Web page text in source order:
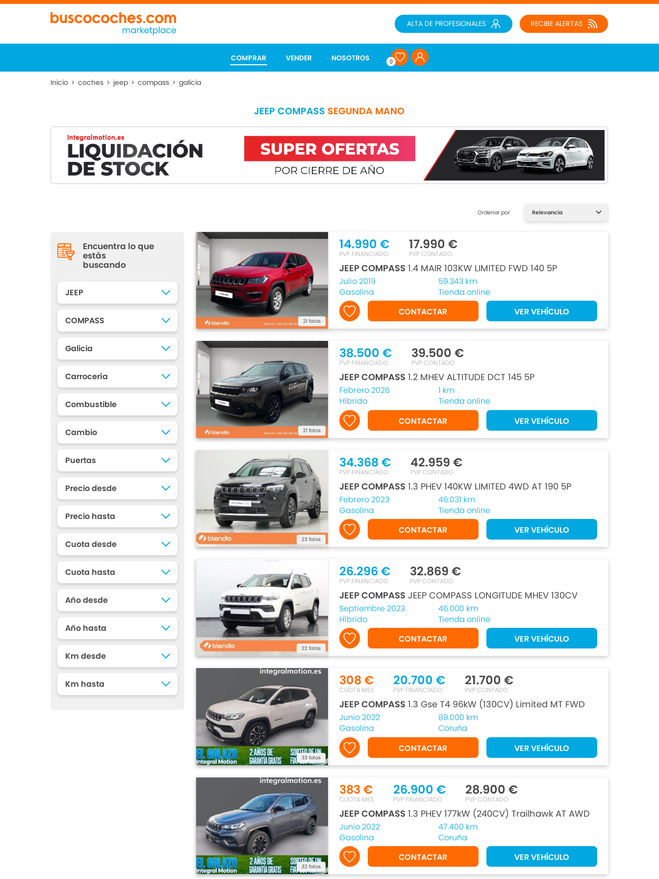
RECIBE ALERTAS
ALTA DE PROFESIONALES
COMPRAR VENDER NOSOTROS 0
Inicio > coches > jeep > compass > galicia
JEEP COMPASS SEGUNDA MANO
Encuentra lo que
estás
buscando
Ordenar por
21 fotos
14.990 €
PVP FINANCIADO
17.990 €
PVP CONTADO
JEEP COMPASS 1.4 MAIR 103KW LIMITED FWD 140 5P
Julio 2019
Gasolina
59.343 km
Tienda online
CONTACTAR
VER VEHÍCULO
21 fotos
38.500 €
PVP FINANCIADO
39.500 €
PVP CONTADO
JEEP COMPASS 1.2 MHEV ALTITUDE DCT 145 5P
Febrero 2026
Híbrido
1 km
Tienda online
CONTACTAR
VER VEHÍCULO
23 fotos
34.368 €
PVP FINANCIADO
42.959 €
PVP CONTADO
JEEP COMPASS 1.3 PHEV 140KW LIMITED 4WD AT 190 5P
Febrero 2023
Gasolina
46.031 km
Tienda online
CONTACTAR
VER VEHÍCULO
22 fotos
26.296 €
PVP FINANCIADO
32.869 €
PVP CONTADO
JEEP COMPASS JEEP COMPASS LONGITUDE MHEV 130CV
Septiembre 2023
Híbrido
46.000 km
Tienda online
CONTACTAR
VER VEHÍCULO
33 fotos
308 €
CUOTA MES
20.700 €
PVP FINANCIADO
21.700 €
PVP CONTADO
JEEP COMPASS 1.3 Gse T4 96kW (130CV) Limited MT FWD
Junio 2022
Gasolina
89.000 km
Coruña
CONTACTAR
VER VEHÍCULO
32 fotos
383 €
CUOTA MES
26.900 €
PVP FINANCIADO
28.900 €
PVP CONTADO
JEEP COMPASS 1.3 PHEV 177kW (240CV) Trailhawk AT AWD
Junio 2022
Gasolina
47.400 km
Coruña
CONTACTAR
VER VEHÍCULO